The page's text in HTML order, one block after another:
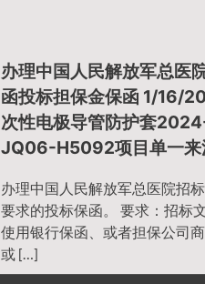
办理中国人民解放军总医
函投标担保金保函 1/16/
次性电极导管防护套
JQ06-H5092项目单一来
办理中国人民解放军总医院招
要求的投标保函。 要求：招标
使用银行保函、或者担保公司商
或 […]